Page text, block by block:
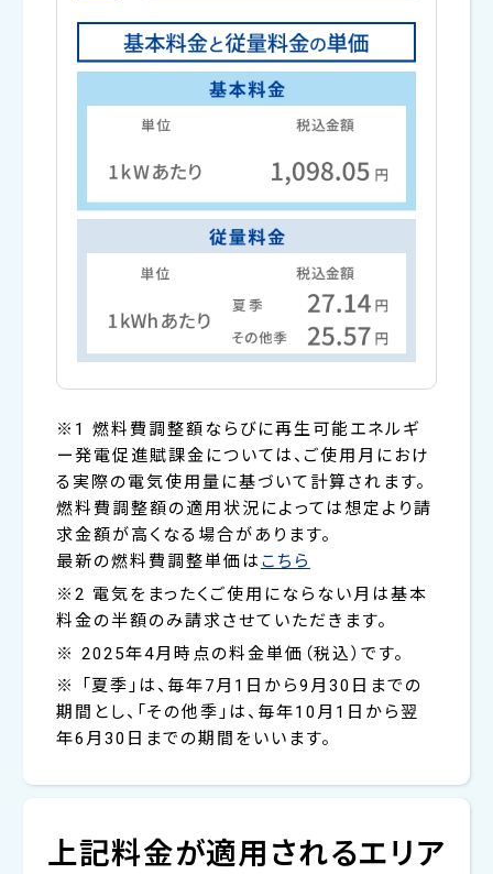
※1 燃料費調整額ならびに再生可能エネルギ
ー発電促進賦課金については、ご使用月におけ
る実際の電気使用量に基づいて計算されます。
燃料費調整額の適用状況によっては想定より請
求金額が高くなる場合があります。
最新の燃料費調整単価は こちら
※2 電気をまったくご使用にならない月は基本
料金の半額のみ請求させていただきます。
※ 2025年4月時点の料金単価（税込）です。
※ 「夏季」は、毎年7月1日から9月30日までの
期間とし、「その他季」は、毎年10月1日から翌
年6月30日までの期間をいいます。
上記料金が適用されるエリア